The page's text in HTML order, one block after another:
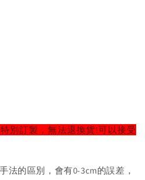
特別訂製，無法退換貨!可以接受
的區別，會有0-3cm的誤差，